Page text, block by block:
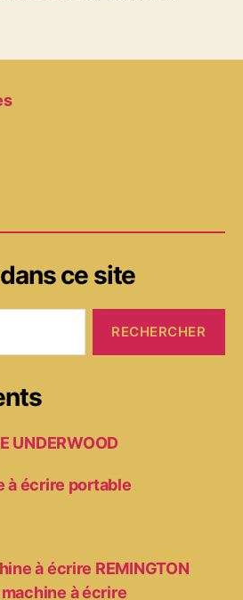
ce site
UNDERWOOD
à écrire portable
à écrire REMINGTON
machine à écrire